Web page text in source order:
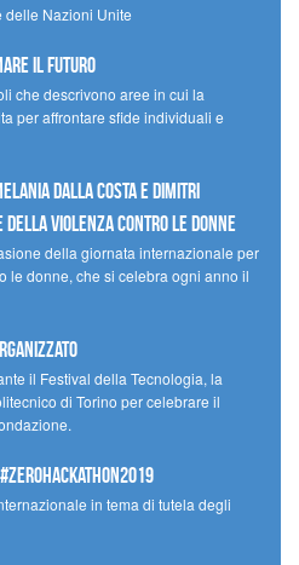
delle Nazioni Unite
il futuro
che descrivono aree in cui la
per affrontare sfide individuali e
Dalla Costa e Dimitri
della violenza contro le donne
della giornata internazionale per
le donne, che si celebra ogni anno il
il Festival della Tecnologia, la
di Torino per celebrare il
in tema di tutela degli